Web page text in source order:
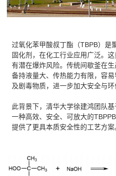
过氧化苯甲酸叔丁酯（TBPB）是
固化剂，在化工行业应用广泛。
有潜在爆炸风险。传统间歇釜在
备持液量大、传热能力有限，容
及剧毒物质，进一步加大安全与环
此背景下，清华大学徐建鸿团队
一种高效、安全、可放大的
提供了更具本质安全性的工艺方案